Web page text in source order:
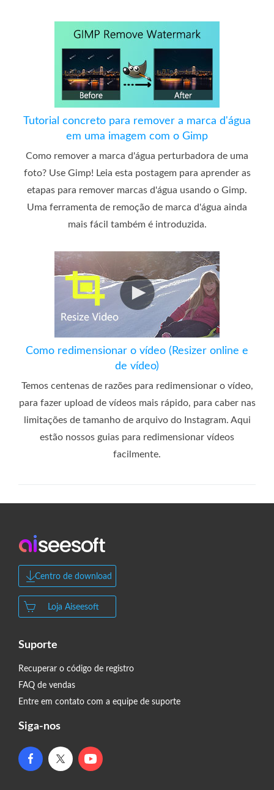
Tutorial concreto para remover a marca d'água
em uma imagem com o Gimp
Como remover a marca d'água perturbadora de uma
foto? Use Gimp! Leia esta postagem para aprender as
etapas para remover marcas d'água usando o Gimp.
Uma ferramenta de remoção de marca d'água ainda
mais fácil também é introduzida.
Como redimensionar o vídeo (Resizer online e
de vídeo)
Temos centenas de razões para redimensionar o vídeo,
para fazer upload de vídeos mais rápido, para caber nas
limitações de tamanho de arquivo do Instagram. Aqui
estão nossos guias para redimensionar vídeos
facilmente.
Centro de download
Loja Aiseesoft
Suporte
Recuperar o código de registro
FAQ de vendas
Entre em contato com a equipe de suporte
Siga-nos